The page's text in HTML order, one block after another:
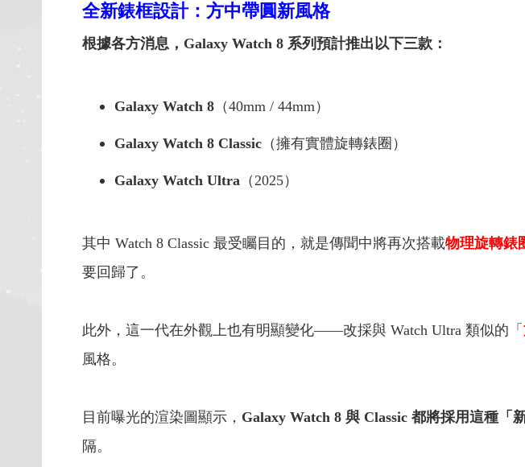
全新錶框設計：方中帶圓新風格
根據各方消息，Galaxy Watch 8 系列預計推出以下三款：
Galaxy Watch 8 （40mm / 44mm）
Galaxy Watch 8 Classic （擁有實體旋轉錶圈）
Galaxy Watch Ultra （2025）
其中 Watch 8 Classic 最受矚目的，就是傳聞中將再次搭載物理旋轉錶
要回歸了。
此外，這一代在外觀上也有明顯變化——改採與 Watch Ultra 類似的「
風格。
目前曝光的渲染圖顯示， Galaxy Watch 8 與 Classic 都將採用這種「
隔。